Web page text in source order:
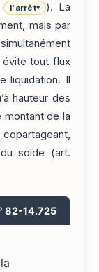
l'arrêt▾
). La
mais par
évite tout flux
Il
hauteur des
montant de la
solde (art.
82-14.725